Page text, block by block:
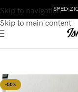
Skip to navigation
Skip to main content
-50%